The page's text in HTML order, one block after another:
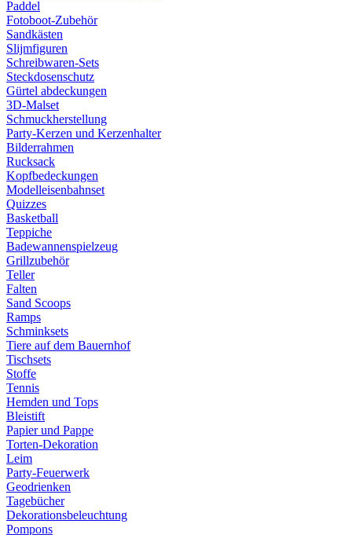
Paddel
Fotoboot-Zubehör
Sandkästen
Slijmfiguren
Schreibwaren-Sets
Steckdosenschutz
Gürtel abdeckungen
3D-Malset
Schmuckherstellung
Party-Kerzen und Kerzenhalter
Bilderrahmen
Rucksack
Kopfbedeckungen
Modelleisenbahnset
Quizzes
Basketball
Teppiche
Badewannenspielzeug
Grillzubehör
Teller
Falten
Sand Scoops
Ramps
Schminksets
Tiere auf dem Bauernhof
Tischsets
Stoffe
Tennis
Hemden und Tops
Bleistift
Papier und Pappe
Torten-Dekoration
Leim
Party-Feuerwerk
Geodrienken
Tagebücher
Dekorationsbeleuchtung
Pompons